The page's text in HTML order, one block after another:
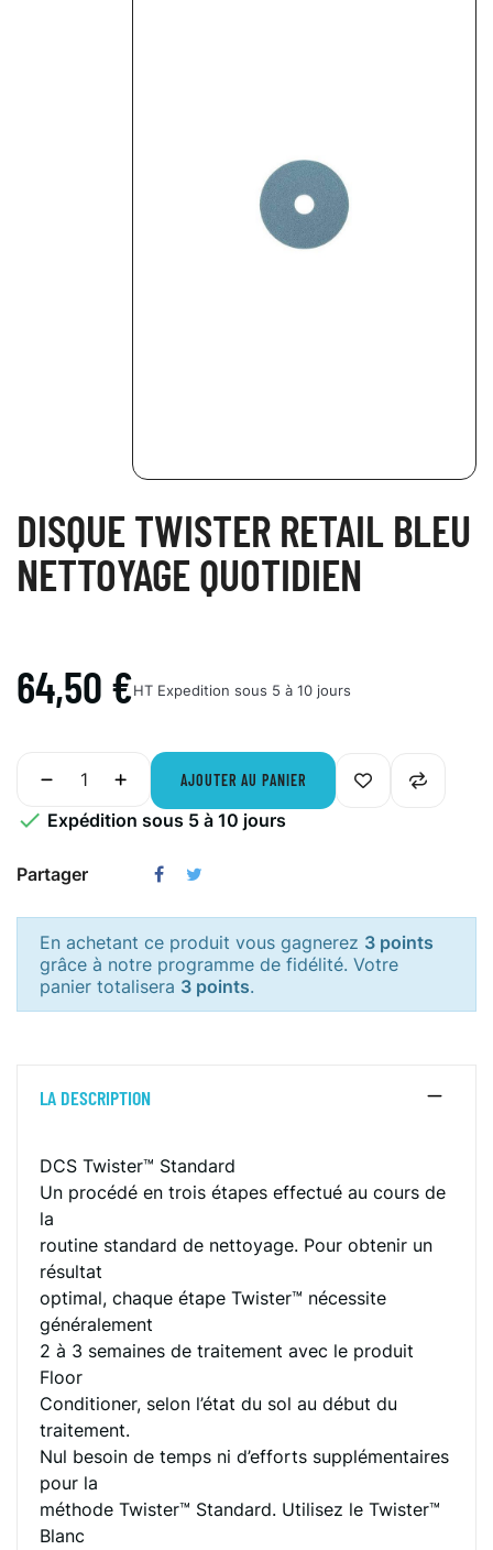
DISQUE TWISTER RETAIL BLEU
NETTOYAGE QUOTIDIEN
64,50 €HT Expedition sous 5 à 10 jours
AJOUTER AU PANIER
 Expédition sous 5 à 10 jours
Partager
En achetant ce produit vous gagnerez 3 points
grâce à notre programme de fidélité. Votre
panier totalisera 3 points.
LA DESCRIPTION
DCS Twister™ Standard
Un procédé en trois étapes effectué au cours de
la
routine standard de nettoyage. Pour obtenir un
résultat
optimal, chaque étape Twister™ nécessite
généralement
2 à 3 semaines de traitement avec le produit
Floor
Conditioner, selon l’état du sol au début du
traitement.
Nul besoin de temps ni d’efforts supplémentaires
pour la
méthode Twister™ Standard. Utilisez le Twister™
Blanc